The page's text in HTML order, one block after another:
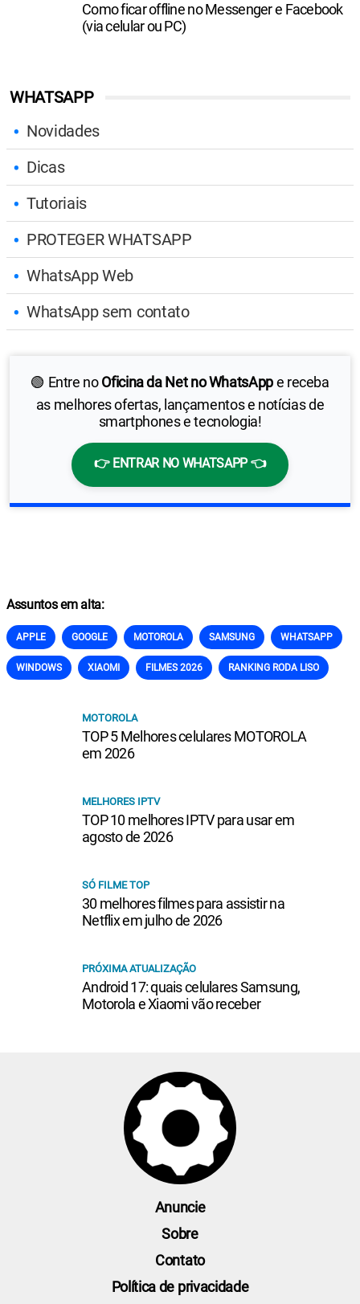
WHATSAPP
Novidades
Dicas
Tutoriais
PROTEGER WHATSAPP
WhatsApp Web
WhatsApp sem contato
🟢 Entre noOficina da Net no WhatsAppe receba
as melhores ofertas, lançamentos e notícias de
smartphones e tecnologia!
👉 ENTRAR NO WHATSAPP 👈
Como ficar offline no Messenger e Facebook
(via celular ou PC)
Assuntos em alta:
APPLE GOOGLE MOTOROLA SAMSUNG WHATSAPP
WINDOWS XIAOMI FILMES 2026 RANKING RODA LISO
MOTOROLA
TOP 5 Melhores celulares MOTOROLA
em 2026
MELHORES IPTV
TOP 10 melhores IPTV para usar em
agosto de 2026
SÓ FILME TOP
30 melhores filmes para assistir na
Netflix em julho de 2026
PRÓXIMA ATUALIZAÇÃO
Android 17: quais celulares Samsung,
Motorola e Xiaomi vão receber
Anuncie
Sobre
Contato
Política de privacidade